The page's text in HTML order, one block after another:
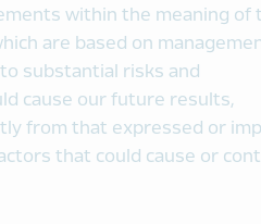
within the meaning of
are based on
substantial risks and
cause our future results,
from that expressed or
that could cause or